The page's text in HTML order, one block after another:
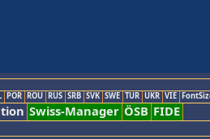
POR ROU RUS SRB SVK SWE TUR UKR VIE
Swiss-Manager ÖSB FIDE